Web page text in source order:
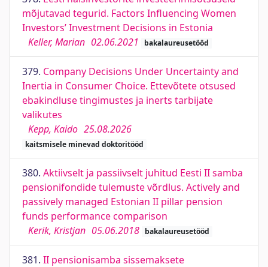
mõjutavad tegurid. Factors Influencing Women
Investors’ Investment Decisions in Estonia
Keller, Marian 02.06.2021 bakalaureusetööd
379. Company Decisions Under Uncertainty and
Inertia in Consumer Choice. Ettevõtete otsused
ebakindluse tingimustes ja inerts tarbijate
valikutes
Kepp, Kaido 25.08.2026
kaitsmisele minevad doktoritööd
380. Aktiivselt ja passiivselt juhitud Eesti II samba
pensionifondide tulemuste võrdlus. Actively and
passively managed Estonian II pillar pension
funds performance comparison
Kerik, Kristjan 05.06.2018 bakalaureusetööd
381. II pensionisamba sissemaksete